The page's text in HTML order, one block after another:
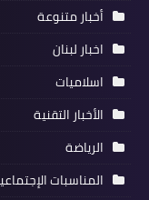
أخبار ‏فلسطين
*نصب
مدينة
بلفور
أخبار متنوعة
اخبار لبنان
اسلاميات
الأخبار التقنية
الرياضة
المناسبات